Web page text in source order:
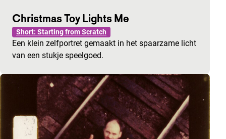
Christmas Toy Lights Me
Short: Starting from Scratch
Een klein zelfportret gemaakt in het spaarzame licht
van een stukje speelgoed.